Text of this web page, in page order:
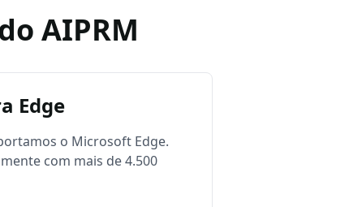
AIPRM
Edge
o Microsoft Edge.
com mais de 4.500